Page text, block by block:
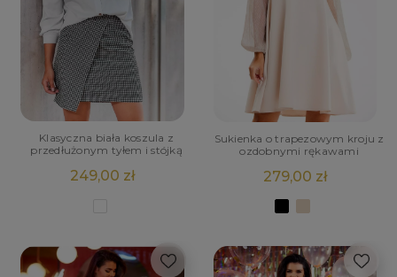
Klasyczna biała koszula z
przedłużonym tyłem i stójką
249,00 zł
Sukienka o trapezowym kroju z
ozdobnymi rękawami
279,00 zł